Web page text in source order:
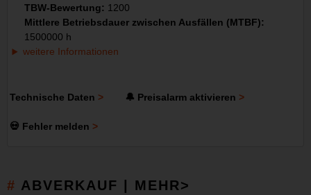
TBW-Bewertung: 1200
Mittlere Betriebsdauer zwischen Ausfällen (MTBF):
1500000 h
weitere Informationen
Technische Daten 🔔 Preisalarm aktivieren
💀 Fehler melden
ABVERKAUF | MEHR>